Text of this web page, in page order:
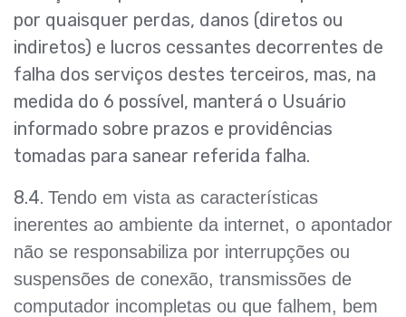
por quaisquer perdas, danos (diretos ou
indiretos) e lucros cessantes decorrentes de
falha dos serviços destes terceiros, mas, na
medida do 6 possível, manterá o Usuário
informado sobre prazos e providências
tomadas para sanear referida falha.
8.4. Tendo em vista as características
inerentes ao ambiente da internet, o apontador
não se responsabiliza por interrupções ou
suspensões de conexão, transmissões de
computador incompletas ou que falhem, bem